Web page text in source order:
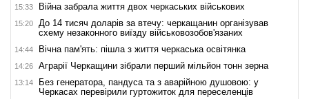
15:33 Війна забрала життя двох черкаських військових
15:20
До 14 тисяч доларів за втечу: черкащанин організував
схему незаконного виїзду військовозобов'язаних
14:44 Вічна пам'ять: пішла з життя черкаська освітянка
14:26 Аграрії Черкащини зібрали перший мільйон тонн зерна
13:14
Без генератора, пандуса та з аварійною душовою: у
Черкасах перевірили гуртожиток для переселенців